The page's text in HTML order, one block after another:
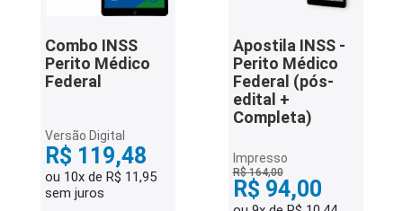
Combo INSS
Perito Médico
Federal
Versão Digital
R$ 119,48
ou 10x de R$ 11,95
sem juros
Apostila INSS -
Perito Médico
Federal (pós-
edital +
Completa)
Impresso
R$ 164,00
R$ 94,00